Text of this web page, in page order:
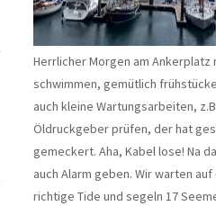
Herrlicher Morgen am Ankerplatz
schwimmen, gemütlich
auch kleine Wartungsarbeiten,
Öldruckgeber prüfen, der hat
gemeckert. Aha, Kabel lose! Na
auch Alarm geben. Wir warten auf
richtige Tide und segeln 17